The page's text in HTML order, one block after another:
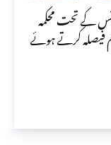
کے تحت محکمہ
فیصلہ کرتے ہوئے